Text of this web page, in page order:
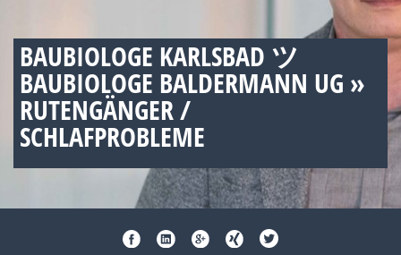
BAUBIOLOGE KARLSBAD ツ
BAUBIOLOGE BALDERMANN UG »
RUTENGÄNGER /
SCHLAFPROBLEME